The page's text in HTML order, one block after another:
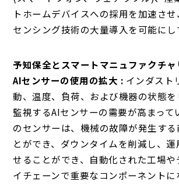
トホームデバイスへの採用を加速さ
センシング技術の大量導入を可能にし
予知保全とスマートマニュファクチ
AIセンサーの使用の拡大 : インダスト
動、温度、負荷、および機器の状態
監視するAIセンサーの需要が高まって
のセンサーは、機械の故障が発生する
とができ、ダウンタイムを削減し、
せることができ、自動化された工場や
イチェーンで重要なコンポーネントに